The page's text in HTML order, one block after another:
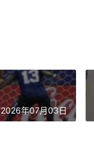
2026年07月03日